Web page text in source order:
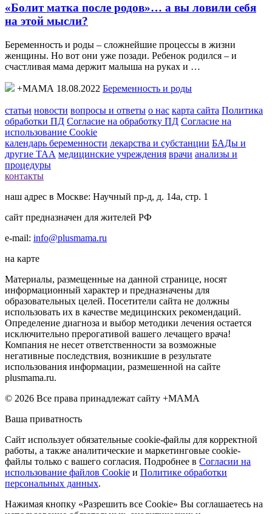
«Болит матка после родов»… а вы ловили себя
на этой мысли?
Беременность и роды – сложнейшие процессы в жизни
женщины. Но вот они уже позади. Ребенок родился – и
счастливая мама держит малыша на руках и …
+МАМА 18.08.2022 Беременность и роды
статьи новости вопросы и ответы о нас карта сайта Политика
обработки ПД Согласие на обработку ПД Согласие на
использование Cookie
календарь беременности лекарства и субстанции БАДы и
другие ТАА медицинские учреждения врачи анализы и
процедуры
контакты
наш адрес в Москве: Научный пр-д, д. 14а, стр. 1
сайт предназначен для жителей РФ
e-mail: info@plusmama.ru
на карте
Материалы, размещенные на данной странице, носят
информационный характер и предназначены для
образовательных целей. Посетители сайта не должны
использовать их в качестве медицинских рекомендаций.
Определение диагноза и выбор методики лечения остается
исключительно прерогативой вашего лечащего врача!
Компания не несет ответственности за возможные
негативные последствия, возникшие в результате
использования информации, размешенной на сайте
plusmama.ru.
© 2026 Все права принадлежат сайту +МАМА
Ваша приватность
Сайт использует обязательные cookie-файлы для корректной
работы, а также аналитические и маркетинговые cookie-
файлы только с вашего согласия. Подробнее в Согласии на
использование файлов Cookie и Политике обработки
персональных данных.
Нажимая кнопку «Разрешить все Cookie» Вы соглашаетесь на